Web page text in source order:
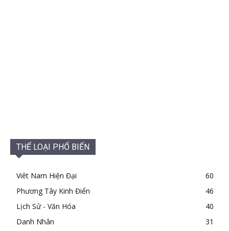
THỂ LOẠI PHỔ BIẾN
Viêt Nam Hiện Đại
60
Phương Tây Kinh Điển
46
Lịch Sử - Văn Hóa
40
Danh Nhân
31